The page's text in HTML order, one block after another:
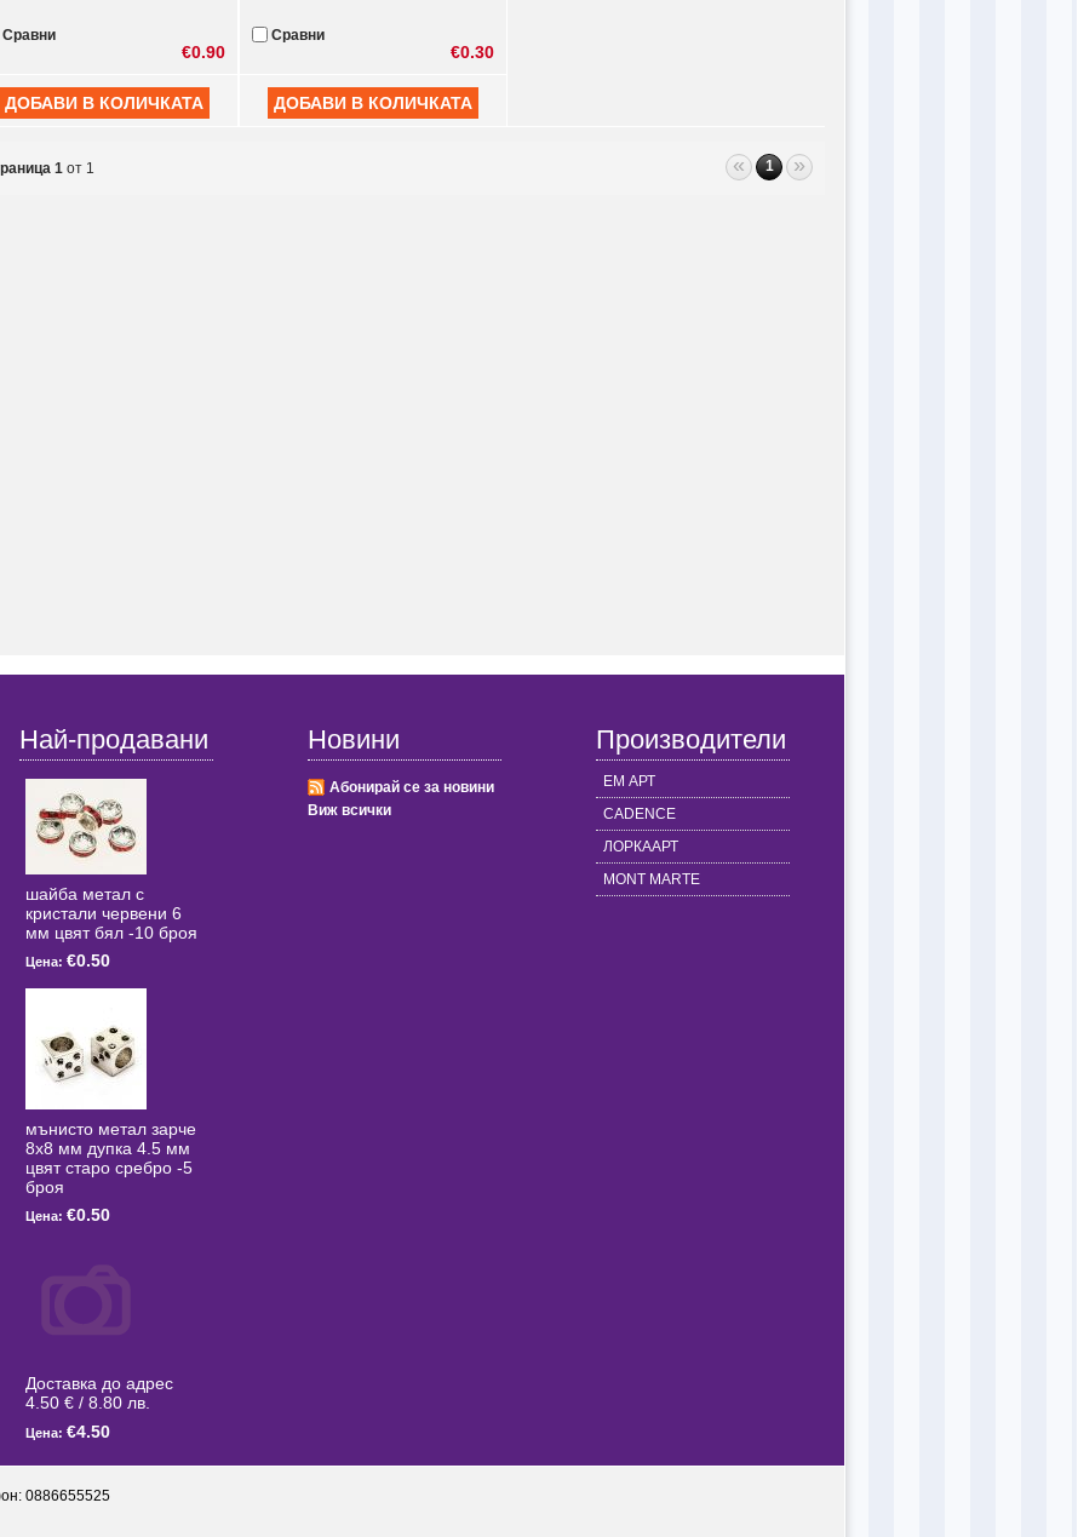
Сравни
€0.90
Сравни
€0.30
« 1 »
1 от 1
Най-продавани
шайба метал с
кристали червени 6
мм цвят бял -10 броя
Цена: €0.50
мънисто метал зарче
8x8 мм дупка 4.5 мм
цвят старо сребро -5
броя
Цена: €0.50
Доставка до адрес
4.50 € / 8.80 лв.
Цена: €4.50
Новини
Абонирай се за новини
Виж всички
Производители
ЕМ АРТ
CADENCE
ЛОРКААРТ
MONT MARTE
0886655525